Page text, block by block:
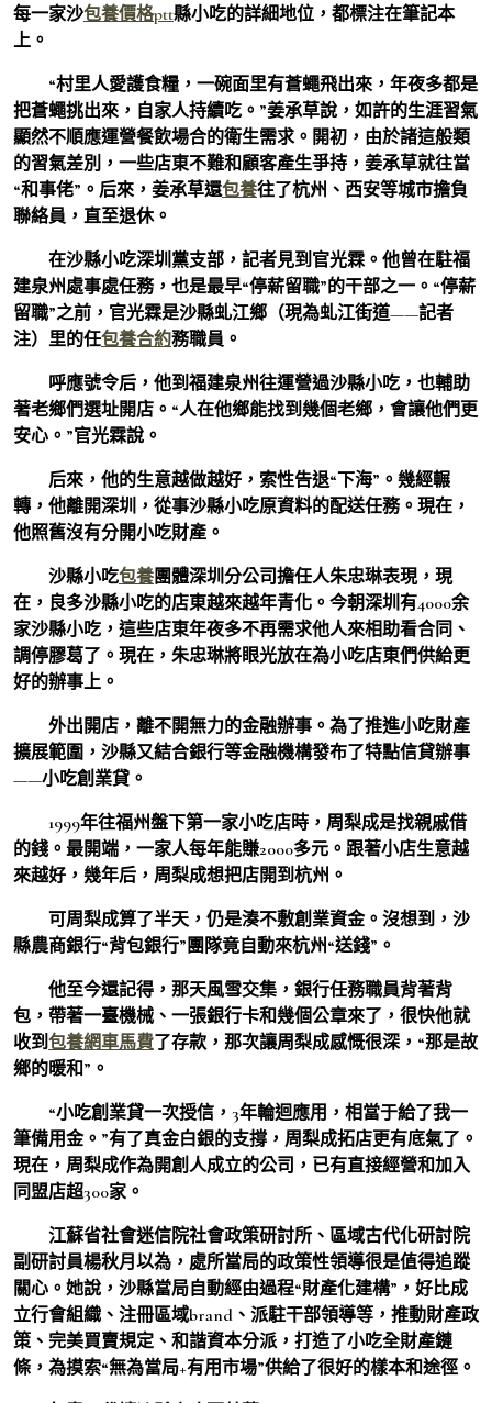
每一家沙包養價格ptt縣小吃的詳細地位，都標注在筆記本
上。
“村里人愛護食糧，一碗面里有蒼蠅飛出來，年夜多都是
把蒼蠅挑出來，自家人持續吃。”姜承草說，如許的生涯習氣
顯然不順應運營餐飲場合的衛生需求。開初，由於諸這般類
的習氣差別，一些店東不難和顧客產生爭持，姜承草就往當
“和事佬”。后來，姜承草還包養往了杭州、西安等城市擔負
聯絡員，直至退休。
在沙縣小吃深圳黨支部，記者見到官光霖。他曾在駐福
建泉州處事處任務，也是最早“停薪留職”的干部之一。“停薪
留職”之前，官光霖是沙縣虬江鄉（現為虬江街道——記者
注）里的任包養合約務職員。
呼應號令后，他到福建泉州往運營過沙縣小吃，也輔助
著老鄉們選址開店。“人在他鄉能找到幾個老鄉，會讓他們更
安心。”官光霖說。
后來，他的生意越做越好，索性告退“下海”。幾經輾
轉，他離開深圳，從事沙縣小吃原資料的配送任務。現在，
他照舊沒有分開小吃財產。
沙縣小吃包養團體深圳分公司擔任人朱忠琳表現，現
在，良多沙縣小吃的店東越來越年青化。今朝深圳有4000余
家沙縣小吃，這些店東年夜多不再需求他人來相助看合同、
調停膠葛了。現在，朱忠琳將眼光放在為小吃店東們供給更
好的辦事上。
外出開店，離不開無力的金融辦事。為了推進小吃財產
擴展範圍，沙縣又結合銀行等金融機構發布了特點信貸辦事
——小吃創業貸。
1999年往福州盤下第一家小吃店時，周梨成是找親戚借
的錢。最開端，一家人每年能賺2000多元。跟著小店生意越
來越好，幾年后，周梨成想把店開到杭州。
可周梨成算了半天，仍是湊不敷創業資金。沒想到，沙
縣農商銀行“背包銀行”團隊竟自動來杭州“送錢”。
他至今還記得，那天風雪交集，銀行任務職員背著背
包，帶著一臺機械、一張銀行卡和幾個公章來了，很快他就
收到包養網車馬費了存款，那次讓周梨成感慨很深，“那是故
鄉的暖和”。
“小吃創業貸一次授信，3年輪迴應用，相當于給了我一
筆備用金。”有了真金白銀的支撐，周梨成拓店更有底氣了。
現在，周梨成作為開創人成立的公司，已有直接經營和加入
同盟店超300家。
江蘇省社會迷信院社會政策研討所、區域古代化研討院
副研討員楊秋月以為，處所當局的政策性領導很是值得追蹤
關心。她說，沙縣當局自動經由過程“財產化建構”，好比成
立行會組織、注冊區域brand、派駐干部領導等，推動財產政
策、完美買賣規定、和諧資本分派，打造了小吃全財產鏈
條，為摸索“無為當局+有用市場”供給了很好的樣本和途徑。